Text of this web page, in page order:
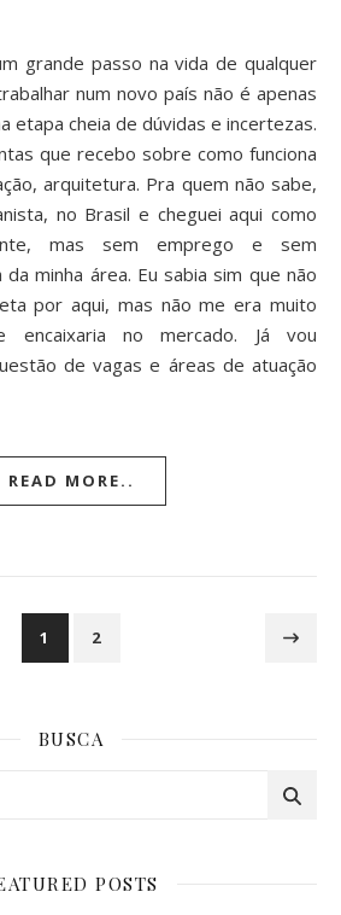
num novo país não é apenas
etapa cheia de dúvidas e incertezas.
que recebo sobre como funciona
arquitetura. Pra quem não sabe,
no Brasil e cheguei aqui como
mas sem emprego e sem
minha área. Eu sabia sim que não
por aqui, mas não me era muito
no mercado. Já vou
de vagas e áreas de atuação
READ MORE..
1 2
BUSCA
POSTS